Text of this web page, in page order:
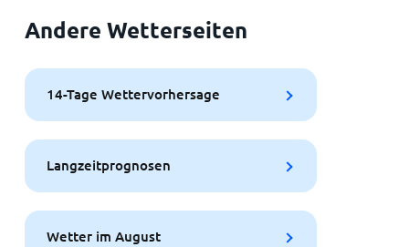
Andere Wetterseiten
14-Tage Wettervorhersage
Langzeitprognosen
Wetter im August